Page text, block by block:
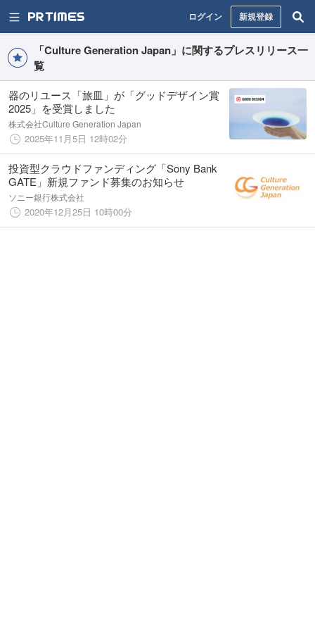
ログイン 新規登録
「Culture Generation Japan」に関するプレスリリース一
覧
器のリユース「旅皿」が「グッドデザイン賞
2025」を受賞しました
株式会社Culture Generation Japan
2025年11月5日 12時02分
投資型クラウドファンディング「Sony Bank
GATE」新規ファンド募集のお知らせ
ソニー銀行株式会社
2020年12月25日 10時00分